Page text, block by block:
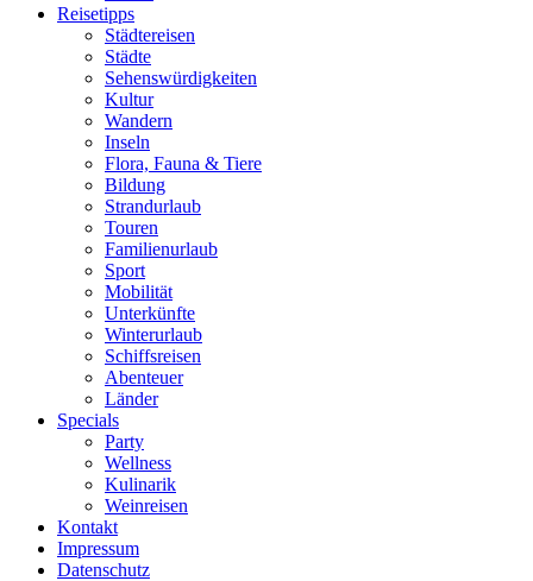
Reisetipps
Städtereisen
Städte
Sehenswürdigkeiten
Kultur
Wandern
Inseln
Flora, Fauna & Tiere
Bildung
Strandurlaub
Touren
Familienurlaub
Sport
Mobilität
Unterkünfte
Winterurlaub
Schiffsreisen
Abenteuer
Länder
Specials
Party
Wellness
Kulinarik
Weinreisen
Kontakt
Impressum
Datenschutz